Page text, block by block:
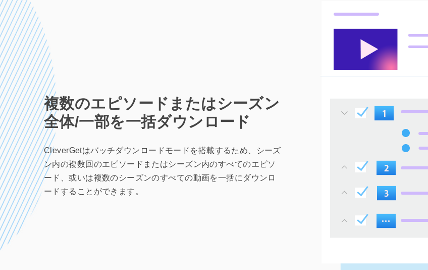
複数のエピソードまたはシーズン
全体/一部を一括ダウンロード
CleverGetはバッチダウンロードモードを搭載するため、シーズ
ン内の複数回のエピソードまたはシーズン内のすべてのエピソ
ード、或いは複数のシーズンのすべての動画を一括にダウンロ
ードすることができます。